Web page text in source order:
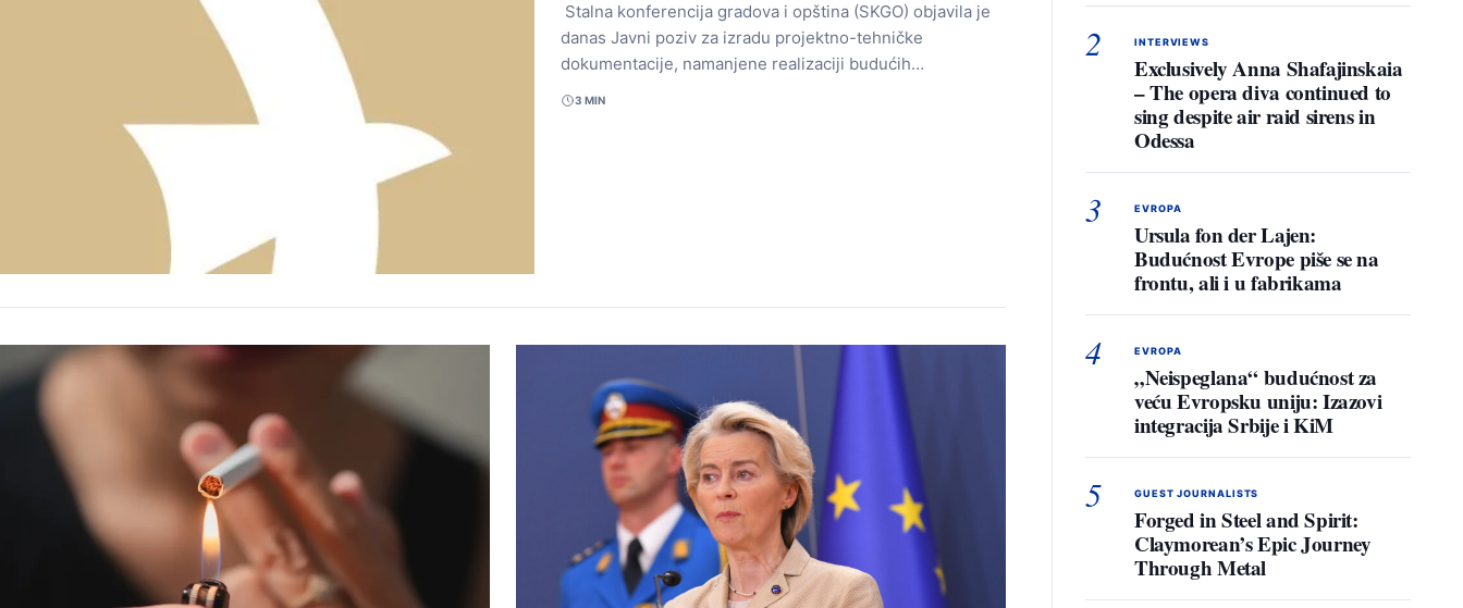
Stalna konferencija gradova i opština (SKGO) objavila je
danas Javni poziv za izradu projektno-tehničke
dokumentacije, namanjene realizaciji budućih…
3 MIN
2 INTERVIEWS
Exclusively Anna Shafajinskaia
– The opera diva continued to
sing despite air raid sirens in
Odessa
3 EVROPA
Ursula fon der Lajen:
Budućnost Evrope piše se na
frontu, ali i u fabrikama
4 EVROPA
„Neispeglana“ budućnost za
veću Evropsku uniju: Izazovi
integracija Srbije i KiM
5 GUEST JOURNALISTS
Forged in Steel and Spirit:
Claymorean’s Epic Journey
Through Metal